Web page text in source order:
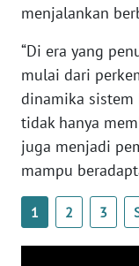
menjalankan
“Di era yang
mulai dari
dinamika sistem
tidak hanya
juga menjadi
mampu
1 2 3
SULTRA
WN
NTB
SULTENG
WN
SULBAR